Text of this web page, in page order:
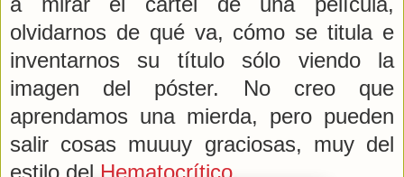
olvidarnos de qué va, cómo se titula e
inventarnos su título sólo viendo la
imagen del póster. No creo que
aprendamos una mierda, pero pueden
salir cosas muuuy graciosas, muy del
estilo del Hematocrítico.